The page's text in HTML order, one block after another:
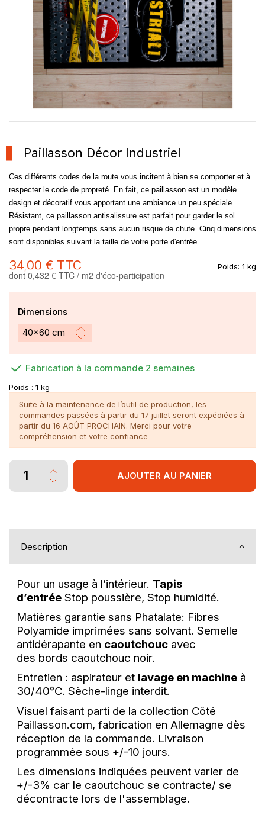
Paillasson Décor Industriel
Ces différents codes de la route vous incitent à bien se comporter et à
respecter le code de propreté. En fait, ce paillasson est un modèle
design et décoratif vous apportant une ambiance un peu spéciale.
Résistant, ce paillasson antisalissure est parfait pour garder le sol
propre pendant longtemps sans aucun risque de chute. Cinq dimensions
sont disponibles suivant la taille de votre porte d'entrée.
34,00 € TTC Poids: 1 kg
dont 0,432 € TTC / m2 d'éco-participation
Dimensions
Fabrication à la commande 2 semaines
Poids : 1 kg
Suite à la maintenance de l’outil de production, les
commandes passées à partir du 17 juillet seront expédiées à
partir du 16 AOÛT PROCHAIN. Merci pour votre
compréhension et votre confiance
AJOUTER AU PANIER
Description
Pour un usage à l’intérieur. Tapis
d’entrée Stop poussière, Stop humidité.
Matières garantie sans Phatalate: Fibres
Polyamide imprimées sans solvant. Semelle
antidérapante en caoutchouc avec
des bords caoutchouc noir.
Entretien : aspirateur et lavage en machine à
30/40°C. Sèche-linge interdit.
Visuel faisant parti de la collection Côté
Paillasson.com, fabrication en Allemagne dès
réception de la commande. Livraison
programmée sous +/-10 jours.
Les dimensions indiquées peuvent varier de
+/-3% car le caoutchouc se contracte/ se
décontracte lors de l'assemblage.